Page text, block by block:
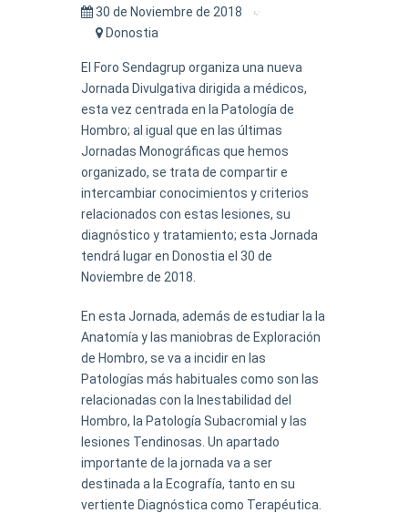
30 de Noviembre de 2018
Donostia
El Foro Sendagrup organiza una nueva
Jornada Divulgativa dirigida a médicos,
esta vez centrada en la Patología de
Hombro; al igual que en las últimas
Jornadas Monográficas que hemos
organizado, se trata de compartir e
intercambiar conocimientos y criterios
relacionados con estas lesiones, su
diagnóstico y tratamiento; esta Jornada
tendrá lugar en Donostia el 30 de
Noviembre de 2018.
En esta Jornada, además de estudiar la la
Anatomía y las maniobras de Exploración
de Hombro, se va a incidir en las
Patologías más habituales como son las
relacionadas con la Inestabilidad del
Hombro, la Patología Subacromial y las
lesiones Tendinosas. Un apartado
importante de la jornada va a ser
destinada a la Ecografía, tanto en su
vertiente Diagnóstica como Terapéutica.